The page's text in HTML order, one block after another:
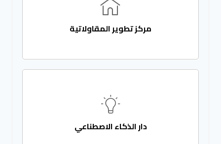
مركز تطوير المقاولاتية
دار الذكاء الاصطناعي